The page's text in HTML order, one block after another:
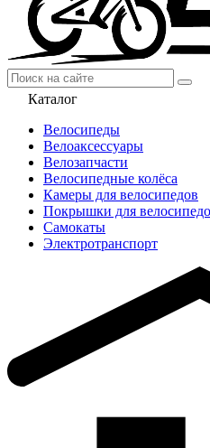
Каталог
Велосипеды
Велоаксессуары
Велозапчасти
Велосипедные колёса
Камеры для велосипедов
Покрышки для
Самокаты
Электротранспорт